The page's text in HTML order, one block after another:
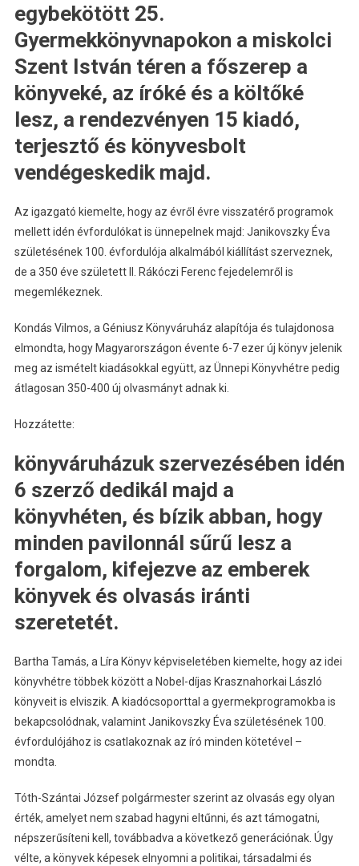
egybekötött 25.
Gyermekkönyvnapokon a miskolci
Szent István téren a főszerep a
könyveké, az íróké és a költőké
lesz, a rendezvényen 15 kiadó,
terjesztő és könyvesbolt
vendégeskedik majd.
Az igazgató kiemelte, hogy az évről évre visszatérő programok
mellett idén évfordulókat is ünnepelnek majd: Janikovszky Éva
születésének 100. évfordulója alkalmából kiállítást szerveznek,
de a 350 éve született II. Rákóczi Ferenc fejedelemről is
megemlékeznek.
Kondás Vilmos, a Géniusz Könyváruház alapítója és tulajdonosa
elmondta, hogy Magyarországon évente 6-7 ezer új könyv jelenik
meg az ismételt kiadásokkal együtt, az Ünnepi Könyvhétre pedig
átlagosan 350-400 új olvasmányt adnak ki.
Hozzátette:
könyváruházuk szervezésében idén
6 szerző dedikál majd a
könyvhéten, és bízik abban, hogy
minden pavilonnál sűrű lesz a
forgalom, kifejezve az emberek
könyvek és olvasás iránti
szeretetét.
Bartha Tamás, a Líra Könyv képviseletében kiemelte, hogy az idei
könyvhétre többek között a Nobel-díjas Krasznahorkai László
könyveit is elviszik. A kiadócsoporttal a gyermekprogramokba is
bekapcsolódnak, valamint Janikovszky Éva születésének 100.
évfordulójához is csatlakoznak az író minden kötetével –
mondta.
Tóth-Szántai József polgármester szerint az olvasás egy olyan
érték, amelyet nem szabad hagyni eltűnni, és azt támogatni,
népszerűsíteni kell, továbbadva a következő generációnak. Úgy
vélte, a könyvek képesek elnyomni a politikai, társadalmi és